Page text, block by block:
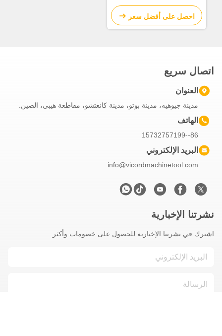
15N.M محرك الخدمة
احصل على أفضل سعر
اتصال سريع
العنوان
مدينة جيوهيه، مدينة بوتو، مدينة كانغتشو، مقاطعة هيبي، الصين.
الهاتف
86--15732757199
البريد الإلكتروني
info@vicordmachinetool.com
نشرتنا الإخبارية
اشترك في نشرتنا الإخبارية للحصول على خصومات وأكثر.